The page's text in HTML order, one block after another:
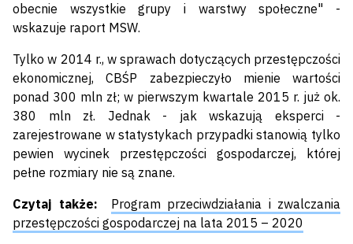
obecnie wszystkie grupy i warstwy społeczne" -
wskazuje raport MSW.
Tylko w 2014 r., w sprawach dotyczących przestępczości
ekonomicznej, CBŚP zabezpieczyło mienie wartości
ponad 300 mln zł; w pierwszym kwartale 2015 r. już ok.
380 mln zł. Jednak - jak wskazują eksperci -
zarejestrowane w statystykach przypadki stanowią tylko
pewien wycinek przestępczości gospodarczej, której
pełne rozmiary nie są znane.
Czytaj także:
Program przeciwdziałania i zwalczania
przestępczości gospodarczej na lata 2015 – 2020